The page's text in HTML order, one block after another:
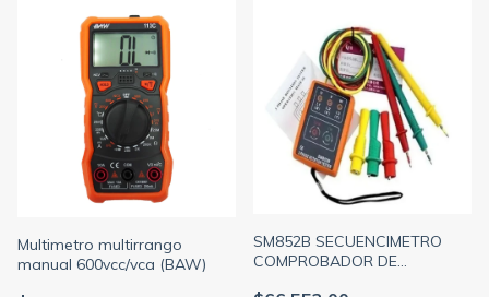
Multimetro multirrango
manual 600vcc/vca (BAW)
SM852B SECUENCIMETRO
COMPROBADOR DE